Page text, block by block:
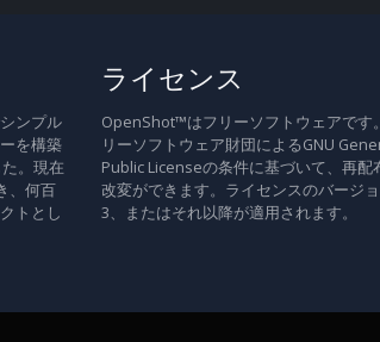
ンプル
を構築
。現在
、何百
トとし
ライセンス
OpenShot™はフリーソフトウェアです
リーソフトウェア財団によるGNU
Public Licenseの条件に基づいて、再配
改変ができます。ライセンスのバージ
3、またはそれ以降が適用されます。